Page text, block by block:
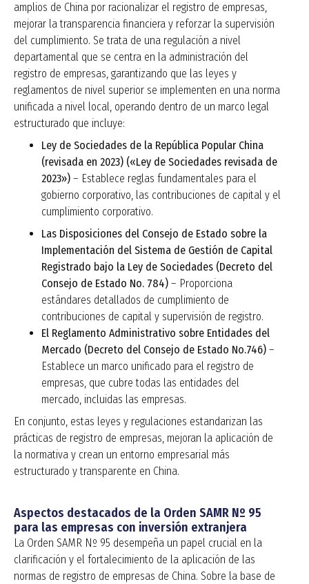
amplios de China por racionalizar el registro de empresas,
mejorar la transparencia financiera y reforzar la supervisión
del cumplimiento. Se trata de una regulación a nivel
departamental que se centra en la administración del
registro de empresas, garantizando que las leyes y
reglamentos de nivel superior se implementen en una norma
unificada a nivel local, operando dentro de un marco legal
estructurado que incluye:
Ley de Sociedades de la República Popular China
(revisada en 2023) («Ley de Sociedades revisada de
2023») – Establece reglas fundamentales para el
gobierno corporativo, las contribuciones de capital y el
cumplimiento corporativo.
Las Disposiciones del Consejo de Estado sobre la
Implementación del Sistema de Gestión de Capital
Registrado bajo la Ley de Sociedades (Decreto del
Consejo de Estado No. 784) – Proporciona
estándares detallados de cumplimiento de
contribuciones de capital y supervisión de registro.
El Reglamento Administrativo sobre Entidades del
Mercado (Decreto del Consejo de Estado No.746) –
Establece un marco unificado para el registro de
empresas, que cubre todas las entidades del
mercado, incluidas las empresas.
En conjunto, estas leyes y regulaciones estandarizan las
prácticas de registro de empresas, mejoran la aplicación de
la normativa y crean un entorno empresarial más
estructurado y transparente en China.
Aspectos destacados de la Orden SAMR Nº 95
para las empresas con inversión extranjera
La Orden SAMR Nº 95 desempeña un papel crucial en la
clarificación y el fortalecimiento de la aplicación de las
normas de registro de empresas de China. Sobre la base de